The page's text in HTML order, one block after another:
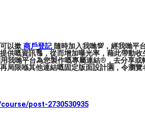
以撳 商戶登記 隨時加入我哋💯，經我哋平
供嘅資訊🔠，從而增加曝光率，藉此帶動
我哋平台為您製作嘅專屬連結®️，去分享或
局限喺其他連結嘅固定版面設計🈵，令瀏
post-2730530935